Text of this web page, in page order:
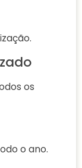
os
o ano.